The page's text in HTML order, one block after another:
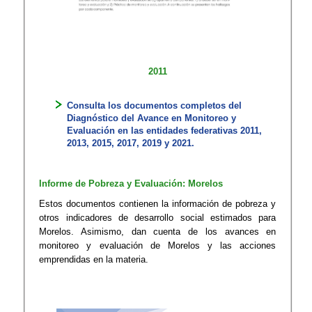
2011
Consu​lta los documentos completos del
Diagnóstico del Avance en Monitoreo y
Evaluación ​en las entidades federativas​​ 2011,
2013, 2015, 2017, 2019 y 2021​.
Informe de Pobreza y Evaluación: Morelos
Estos documentos contienen la información de pobreza y
otro​s indicadores de desarrollo social estimados para
Morelos. Asimismo, dan​​ cuenta de los avances en
monitoreo ​y​​ evaluación de Morelos y las acciones
emprendidas en la materia.